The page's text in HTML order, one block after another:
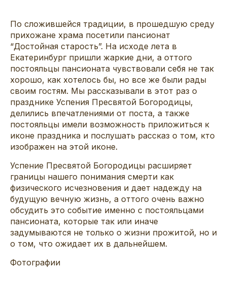
По сложившейся традиции, в прошедшую среду
прихожане храма посетили пансионат
“Достойная старость”. На исходе лета в
Екатеринбург пришли жаркие дни, а оттого
постояльцы пансионата чувствовали себя не так
хорошо, как хотелось бы, но все же были рады
своим гостям. Мы рассказывали в этот раз о
празднике Успения Пресвятой Богородицы,
делились впечатлениями от поста, а также
постояльцы имели возможность приложиться к
иконе праздника и послушать рассказ о том, кто
изображен на этой иконе.
Успение Пресвятой Богородицы расширяет
границы нашего понимания смерти как
физического исчезновения и дает надежду на
будущую вечную жизнь, а оттого очень важно
обсудить это событие именно с постояльцами
пансионата, которые так или иначе
задумываются не только о жизни прожитой, но и
о том, что ожидает их в дальнейшем.
Фотографии